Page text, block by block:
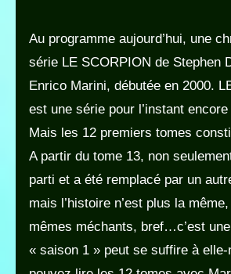
Au programme aujourd’hui, une
série LE SCORPION de Stephen
Enrico Marini, débutée en 2000.
est une série pour l’instant
Mais les 12 premiers tomes
A partir du tome 13, non
parti et a été remplacé par un
mais l’histoire n’est plus la
mêmes méchants, bref…c’est
« saison 1 » peut se suffire à elle-